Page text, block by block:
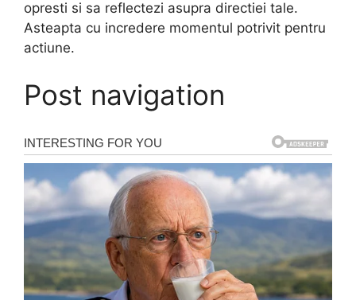
opresti si sa reflectezi asupra directiei tale.
Asteapta cu incredere momentul potrivit pentru
actiune.
Post navigation